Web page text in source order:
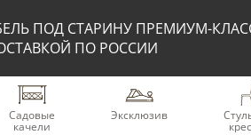
ПОД СТАРИНУ ПРЕМИУМ-
ПО РОССИИ
Садовые
качели
Эксклюзив